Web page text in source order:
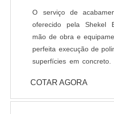
e Revestimentos de
também faz parte do
execução das juntas do
são de extrema
Pisos industrias com alta
O serviço de
oferecido pela Shekel
mão de obra e
perfeita execução de
superfícies em concreto. Reforma de Piso com
se encontra com
revestimentos
COTAR AGORA